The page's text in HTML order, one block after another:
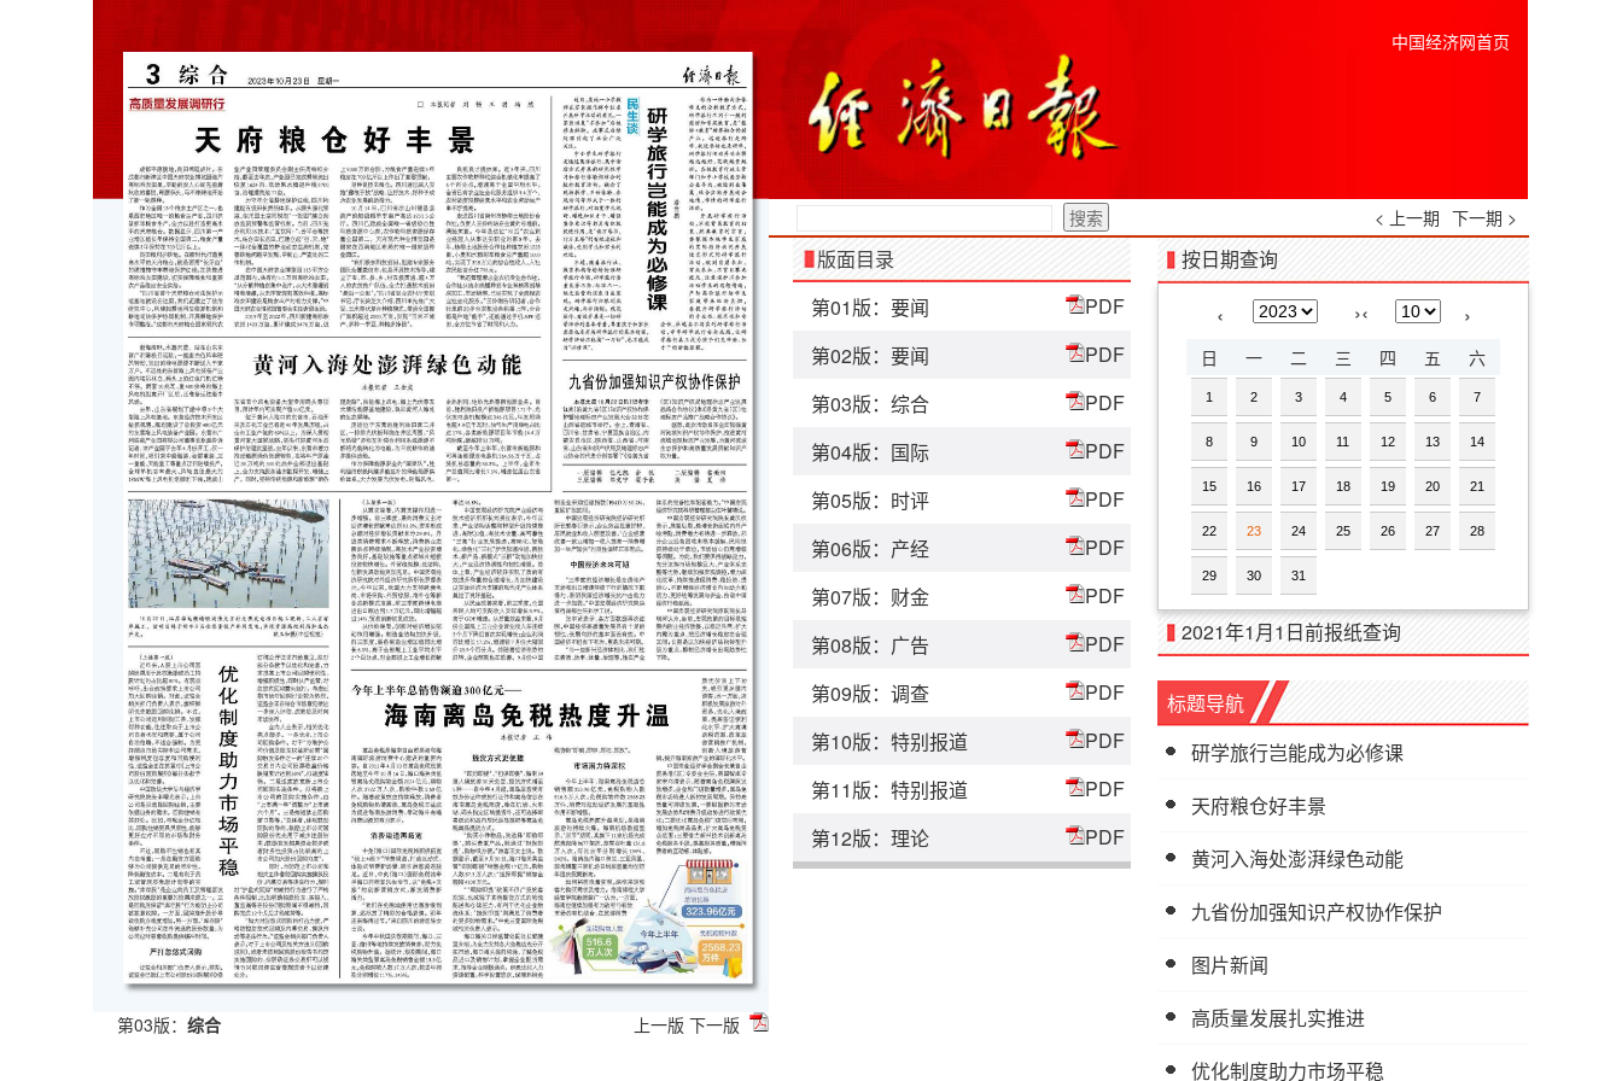
第03版： 综合 上一版 下一版
中国经济网首页
< 上一期 下一期 >
版面目录
第01版：要闻
PDF
第02版：要闻
PDF
第03版：综合
PDF
第04版：国际
PDF
第05版：时评
PDF
第06版：产经
PDF
第07版：财金
PDF
第08版：广告
PDF
第09版：调查
PDF
第10版：特别报道
PDF
第11版：特别报道
PDF
第12版：理论
PDF
按日期查询
‹ ›‹ ›
日 一 二 三 四 五 六
1 2 3 4 5 6 7
8 9 10 11 12 13 14
15 16 17 18 19 20 21
22 23 24 25 26 27 28
29 30 31
2021年1月1日前报纸查询
标题导航
研学旅行岂能成为必修课
天府粮仓好丰景
黄河入海处澎湃绿色动能
九省份加强知识产权协作保护
图片新闻
高质量发展扎实推进
优化制度助力市场平稳